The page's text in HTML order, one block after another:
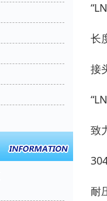
长
接
致
耐